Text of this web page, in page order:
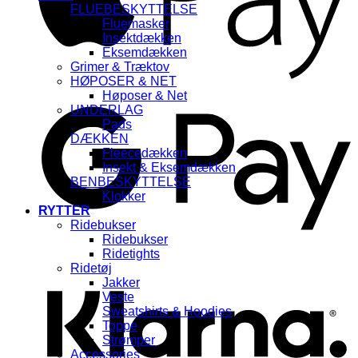
FLUEBESKYTTELSE
Fluemasker
Insektdækken
Eksemdækken
Grimer & Træktov
HØPOSER & NET
Høposer & Net
UNDERLAG
Pads
DÆKKEN
Fleecedækken
Insekt & Eksemdækken
BENBESKYTTELSE
Klokker
RYTTER
Ridebukser
Ridebukser
Ridetights
Ridetøj
Jakker
Veste
Sweatshirts & Hoodies
Toppe
Strømper
Accessories